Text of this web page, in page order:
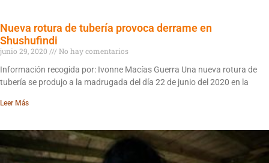
Nueva rotura de tubería provoca derrame en
Shushufindi
junio 29, 2020
No hay comentarios
Información recogida por: Ivonne Macías Guerra Una nueva rotura de
tubería se produjo a la madrugada del día 22 de junio del 2020 en la
Leer Más